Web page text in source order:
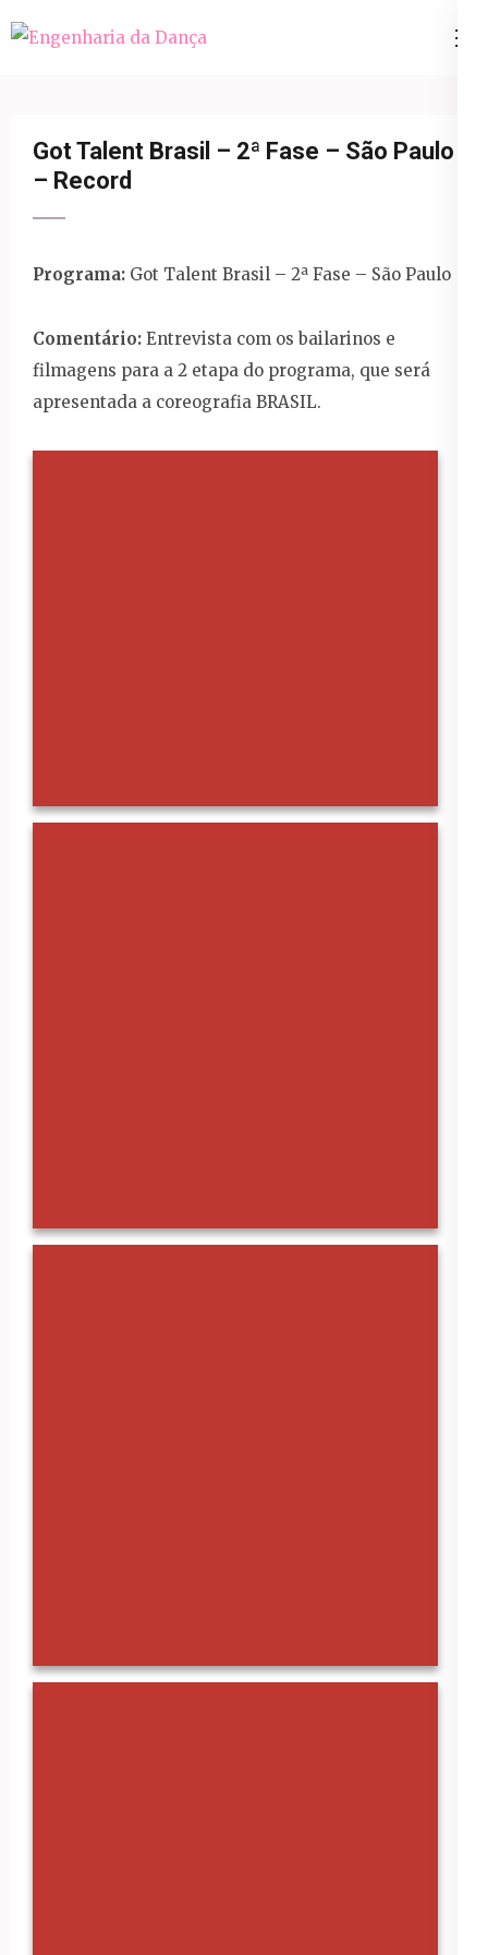
para
(Pressione
Enter)
Got Talent Brasil – 2ª Fase – São Paulo
– Record
Programa: Got Talent Brasil – 2ª Fase – São Paulo
Comentário: Entrevista com os bailarinos e
filmagens para a 2 etapa do programa, que será
apresentada a coreografia BRASIL.